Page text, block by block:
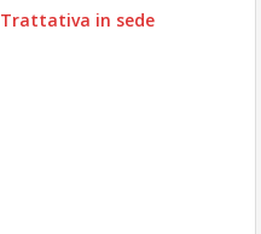
Trattativa in sede